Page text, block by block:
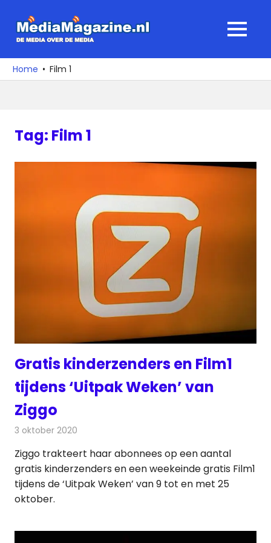
naar
media
over
MENU
Home Film 1
Tag: Film 1
Gratis kinderzenders en Film1
tijdens ‘Uitpak Weken’ van
Ziggo
3 oktober 2020
Ziggo trakteert haar abonnees op een aantal
gratis kinderzenders en een weekeinde gratis Film1
tijdens de ‘Uitpak Weken’ van 9 tot en met 25
oktober.